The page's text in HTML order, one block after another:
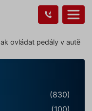
ovládat pedály v autě
(830)